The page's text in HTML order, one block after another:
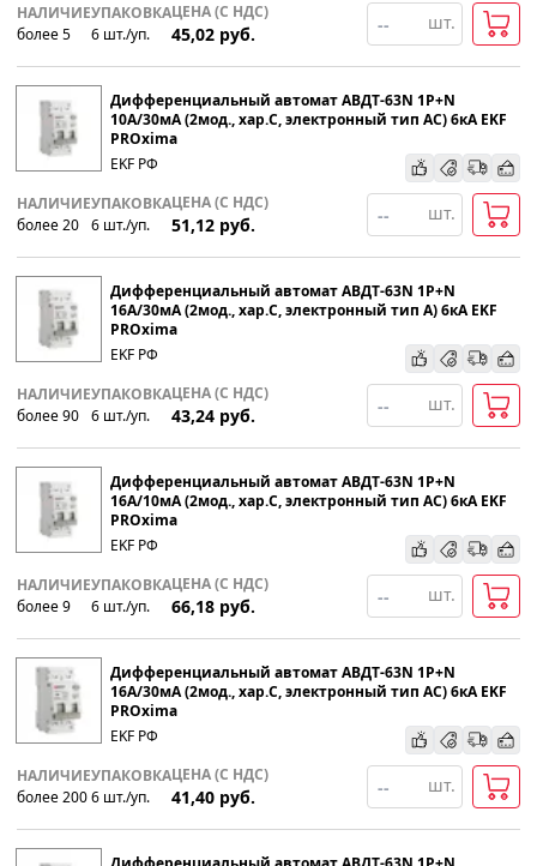
НАЛИЧИЕ
более 5
УПАКОВКА
6 шт./уп.
ЦЕНА (С НДС)
45,02 руб.
шт.
Дифференциальный автомат АВДТ-63N 1P+N
10А/30мА (2мод., хар.C, электронный тип АС) 6кА EKF
PROxima
EKF РФ
НАЛИЧИЕ
более 20
УПАКОВКА
6 шт./уп.
ЦЕНА (С НДС)
51,12 руб.
шт.
Дифференциальный автомат АВДТ-63N 1P+N
16А/30мА (2мод., хар.C, электронный тип А) 6кА EKF
PROxima
EKF РФ
НАЛИЧИЕ
более 90
УПАКОВКА
6 шт./уп.
ЦЕНА (С НДС)
43,24 руб.
шт.
Дифференциальный автомат АВДТ-63N 1P+N
16А/10мА (2мод., хар.C, электронный тип АС) 6кА EKF
PROxima
EKF РФ
НАЛИЧИЕ
более 9
УПАКОВКА
6 шт./уп.
ЦЕНА (С НДС)
66,18 руб.
шт.
Дифференциальный автомат АВДТ-63N 1P+N
16А/30мА (2мод., хар.C, электронный тип АС) 6кА EKF
PROxima
EKF РФ
НАЛИЧИЕ
более 200
УПАКОВКА
6 шт./уп.
ЦЕНА (С НДС)
41,40 руб.
шт.